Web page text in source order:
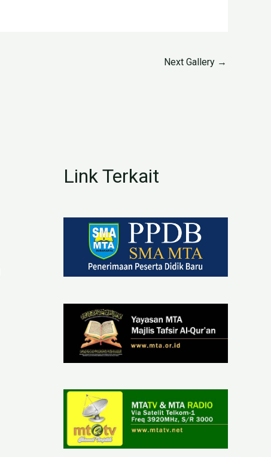
Next Gallery →
Link Terkait